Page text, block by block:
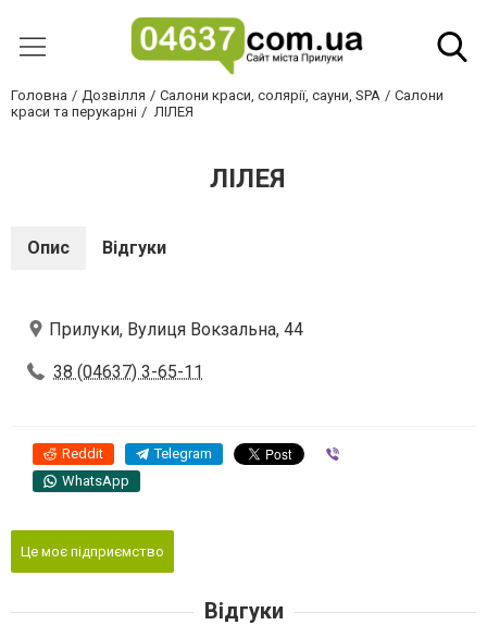
Головна Дозвілля Салони краси, солярії, сауни, SPA
Салони
краси та перукарні
ЛІЛЕЯ
ЛІЛЕЯ
Опис Відгуки
Прилуки, Вулиця Вокзальна, 44
38 (04637) 3-65-11
Reddit Telegram
WhatsApp
Це моє підприємство
Відгуки